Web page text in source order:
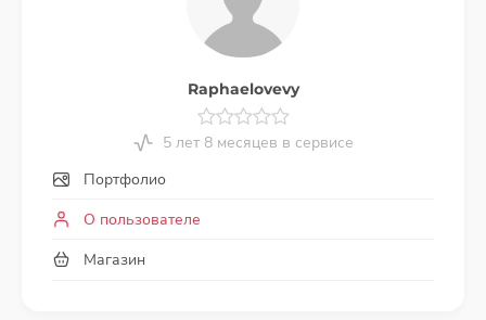
Raphaelovevy
5 лет 8 месяцев в сервисе
Портфолио
О пользователе
Магазин